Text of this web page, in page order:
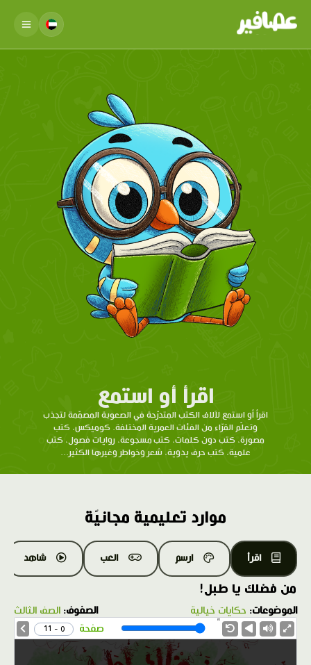
اقرأ أو استمع
اقرأ أو استمع لآلاف الكتب المتدرّحة في الصعوبة المصمّمة لتجذب
وتعلّم القرّاء من الفئات العمرية المختلفة. كوميكس، كتب
مصورة، كتب دون كلمات، كتب مسجوعة، روايات فصول، كتب
علمية، كتب حرف يدوية، شعر وخواطر وغيرها الكثير...
موارد تعليمية مجانيّة
اقرأ ارسم العب شاهد
من فضلك يا طبل!
الموضوعات: حكايات خيالية الصفوف: الصف الثالث
صفحة 0 - 11